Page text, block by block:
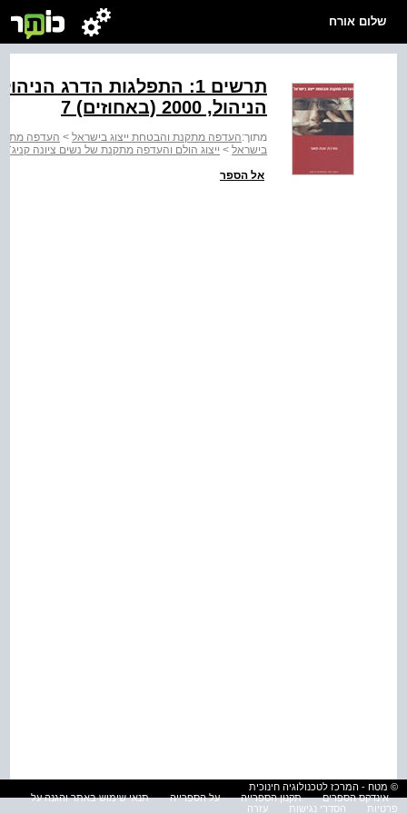
שלום אורח
תרשים ‭:1‬ התפלגות הדרג
הניהול, 2000 (באחוזים) 7
מתוך:העדפה מתקנת והבטחת ייצוג בישראל > העדפה
בישראל > ייצוג הולם והעדפה מתקנת של נשים ציונה
אל הספר
© מטח - המרכז לטכנולוגיה חינוכית
אינדקס הספרים
תקנון הספרייה על הספרייה
תנאי שימוש באתר והגנה על
פרטיות
הסדרי נגישות עזרה